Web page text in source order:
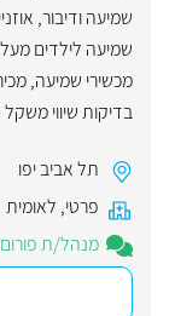
שמיעה ודיבור,
שמיעה לילדים מעל
מכשירי שמיעה,
בדיקות שיווי משקל VNG/ENG
תל אביב יפו
פרטי, לאומית
מנהל/ת